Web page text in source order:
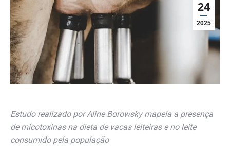
24
2025
Estudo realizado por Aline Borowsky mapeia a presença
de micotoxinas na dieta de vacas leiteiras e no leite
consumido pela população